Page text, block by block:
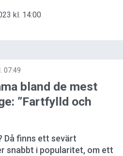
kl. 14:00
07:49
bland de mest
”Fartfylld och
Då finns ett sevärt
snabbt i popularitet, om ett